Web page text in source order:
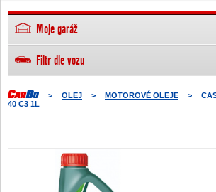
> OLEJ > MOTOROVÉ OLEJE >
40 C3 1L
Moje garáž
Filtr dle vozu